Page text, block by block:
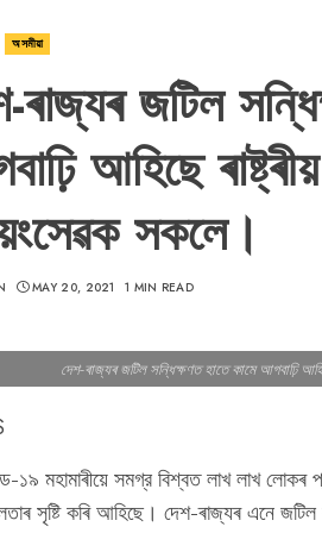
অসমীয়া
ৰাজ্যৰ জটিল
আহিছে
সকলে।
MAY 20, 2021 1 MIN READ
দেশ-ৰাজ্যৰ জটিল সন্ধিক্ষণত হাতে কামে আগবাঢ়ি
১৯ মহামাৰীয়ে সমগ্র বিশ্বত লাখ লাখ লোকৰ
সৃষ্টি কৰি আহিছে। দেশ-ৰাজ্যৰ এনে জটিল